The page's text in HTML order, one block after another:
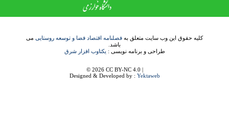
کلیه حقوق این وب سایت متعلق به فصلنامه اقتصاد فضا و توسعه روستاییمی
باشد.
طراحی و برنامه نویسی : یکتاوب افزار شرق
© 2026 CC BY-NC 4.0 |
Designed & Developed by :Yektaweb